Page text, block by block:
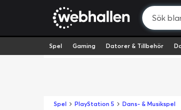
Spel Gaming Datorer & Tillbehör
Spel PlayStation 5 Dans- & Musikspel